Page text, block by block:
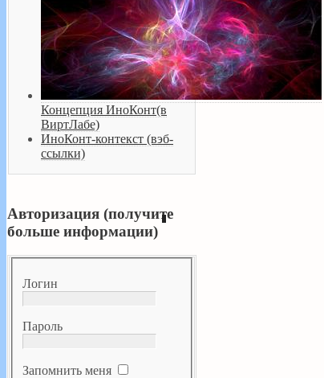
Концепция ИноКонт(в
ВиртЛабе)
ИноКонт-контекст (вэб-
ссылки)
Авторизация (получите
больше информации)
Логин
Пароль
Запомнить меня